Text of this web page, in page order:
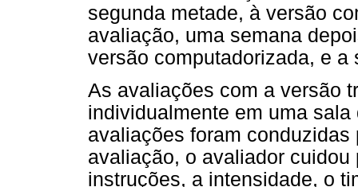
segunda metade, à versão
avaliação, uma semana
versão computadorizada, e
As avaliações com a versão
individualmente em uma
avaliações foram
avaliação, o avaliador
instruções, a intensidade, o